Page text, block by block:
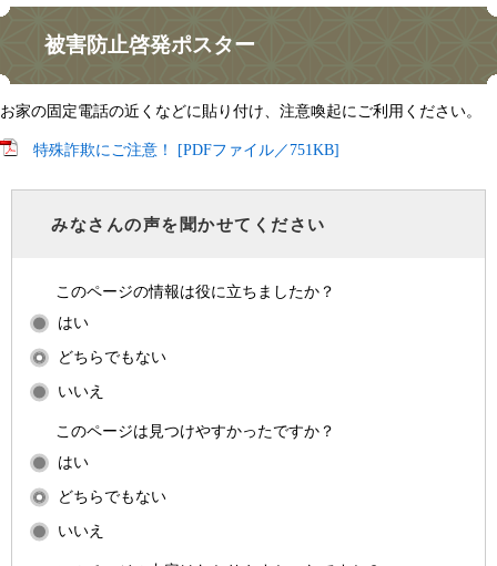
被害防止啓発ポスター
お家の固定電話の近くなどに貼り付け、注意喚起にご利用ください。
特殊詐欺にご注意！ [PDFファイル／751KB]
みなさんの声を聞かせてください
このページの情報は役に立ちましたか？
はい
どちらでもない
いいえ
このページは見つけやすかったですか？
はい
どちらでもない
いいえ